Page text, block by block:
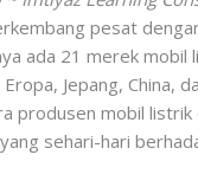
pesat
ada 21 merek mobil
Jepang, China,
produsen mobil listrik
sehari-hari